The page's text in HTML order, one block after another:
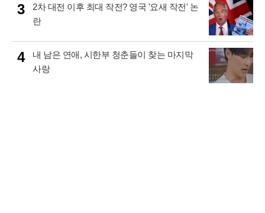
3
2차 대전 이후 최대 작전? 영국 '요새 작전' 논
란
4
내 남은 연애, 시한부 청춘들이 찾는 마지막
사랑